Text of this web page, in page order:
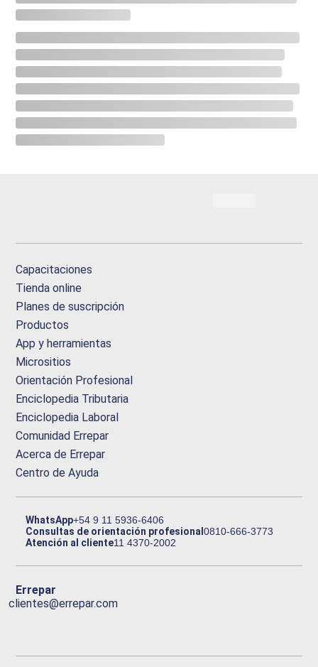
Capacitaciones
Tienda online
Planes de suscripción
Productos
App y herramientas
Micrositios
Orientación Profesional
Enciclopedia Tributaria
Enciclopedia Laboral
Comunidad Errepar
Acerca de Errepar
Centro de Ayuda
WhatsApp+54 9 11 5936-6406
Consultas de orientación profesional0810-666-3773
Atención al cliente11 4370-2002
Errepar
clientes@errepar.com